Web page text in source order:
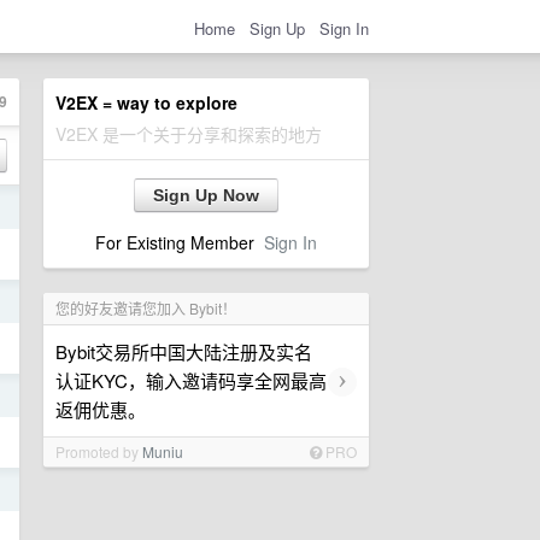
Home Sign Up Sign In
V2EX = way to explore
V2EX 是一个关于分享和探索的地方
Sign Up Now
For Existing Member Sign In
您的好友邀请您加入 Bybit！
Bybit交易所中国大陆注册及实名
认证KYC，输入邀请码享全网最高
返佣优惠。
›
Promoted by Muniu PRO